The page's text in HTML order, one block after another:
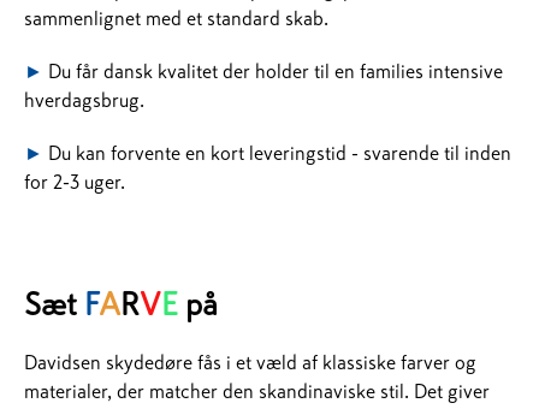
sammenlignet med et standard skab.
► Du får dansk kvalitet der holder til en families intensive
hverdagsbrug.
► Du kan forvente en kort leveringstid - svarende til inden
for 2-3 uger.
Sæt FARVE på
Davidsen skydedøre fås i et væld af klassiske farver og
materialer, der matcher den skandinaviske stil. Det giver